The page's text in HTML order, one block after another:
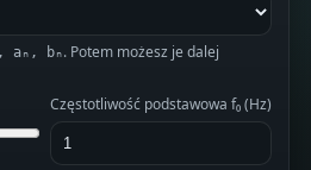
aₙ, bₙ. Potem możesz je dalej
Częstotliwość podstawowa f₀ (Hz)